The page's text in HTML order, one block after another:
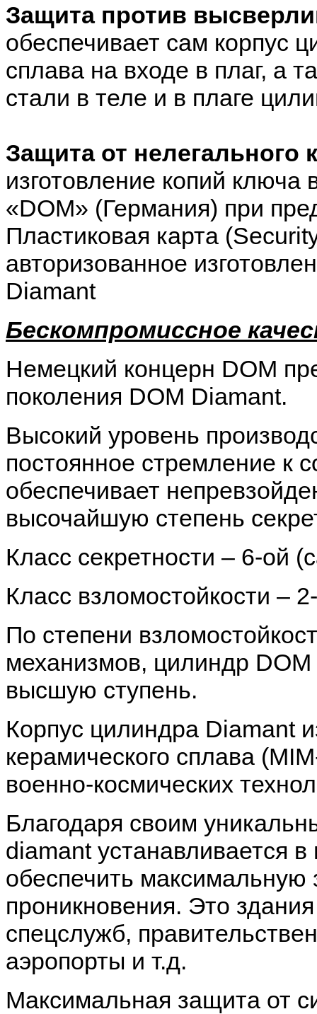
Защита против
обеспечивает сам корпус
сплава на входе в плаг, а
стали в теле и в плаге
Защита от нелегального
изготовление копий
«DOM» (Германия) при
Пластиковая карта
авторизованное
Diamant
Бескомпромиссное
Немецкий концерн DOM
поколения DOM Diamant.
Высокий уровень
постоянное стремление к
обеспечивает
высочайшую степень
Класс секретности – 6-ой
Класс взломостойкости –
По степени
механизмов, цилиндр
высшую ступень.
Корпус цилиндра Diamant
керамического сплава
военно-космических
Благодаря своим
diamant устанавливается
обеспечить
проникновения. Это
спецслужб,
аэропорты и т.д.
Максимальная защита от